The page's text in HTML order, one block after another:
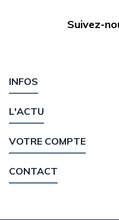
Suivez-
INFOS
L'ACTU
VOTRE COMPTE
CONTACT